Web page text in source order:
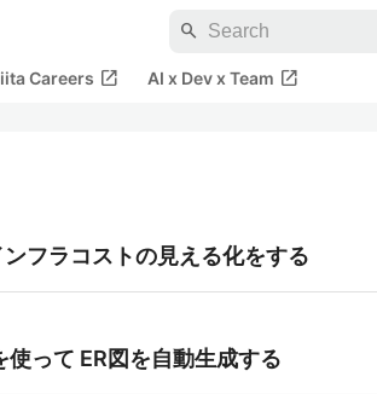
search
Careers open_in_new AI x Dev x Team open_in_new
フラコストの見える化をする
って ER図を自動生成する